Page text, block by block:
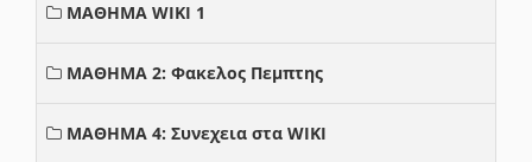
ΜΑΘΗΜΑ WIKI 1
ΜΑΘΗΜΑ 2: Φακελος Πεμπτης
ΜΑΘΗΜΑ 4: Συνεχεια στα WIKI